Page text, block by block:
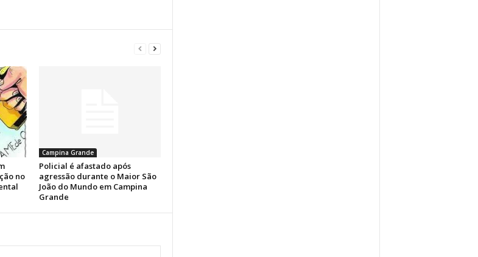
no
Campina Grande
Policial é afastado após
agressão durante o Maior São
João do Mundo em Campina
Grande